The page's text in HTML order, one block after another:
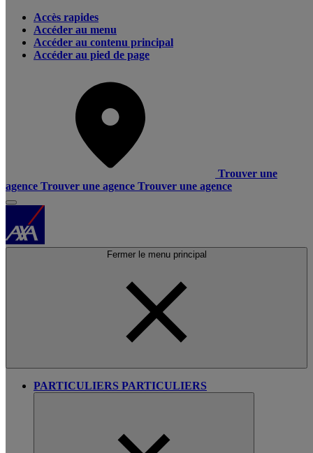
Accès rapides
Accéder au menu
Accéder au contenu principal
Accéder au pied de page
Trouver une
agence Trouver une agence Trouver une agence
Fermer le menu principal
PARTICULIERS PARTICULIERS